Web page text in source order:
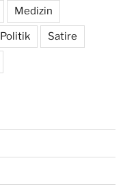
Medizin
Politik Satire